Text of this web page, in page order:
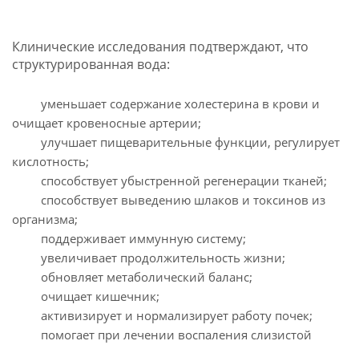
Клинические исследования подтверждают, что
структурированная вода:
уменьшает содержание холестерина в крови и
очищает кровеносные артерии;
улучшает пищеварительные функции, регулирует
кислотность;
способствует убыстренной регенерации тканей;
способствует выведению шлаков и токсинов из
организма;
поддерживает иммунную систему;
увеличивает продолжительность жизни;
обновляет метаболический баланс;
очищает кишечник;
активизирует и нормализирует работу почек;
помогает при лечении воспаления слизистой